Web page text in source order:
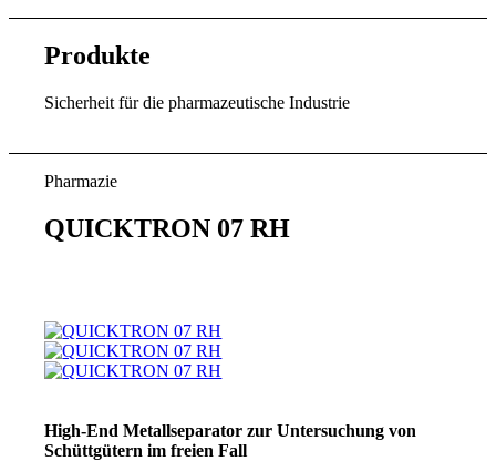
Produkte
Sicherheit für die pharmazeutische Industrie
Pharmazie
QUICKTRON 07 RH
High-End Metallseparator zur Untersuchung von
Schüttgütern im freien Fall